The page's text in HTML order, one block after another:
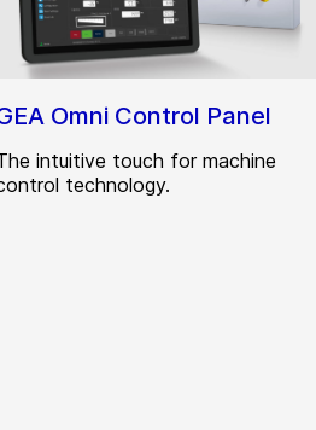
Omni Control Panel
intuitive touch for machine
technology.